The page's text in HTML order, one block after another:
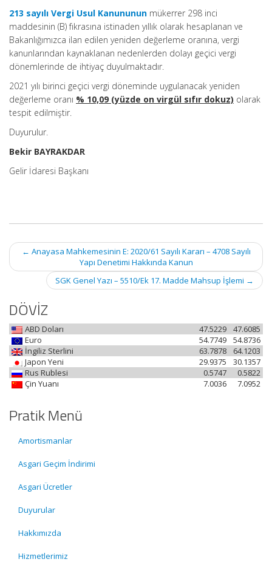
213 sayılı Vergi Usul Kanununun mükerrer 298 inci
maddesinin (B) fıkrasına istinaden yıllık olarak hesaplanan ve
Bakanlığımızca ilan edilen yeniden değerleme oranına, vergi
kanunlarından kaynaklanan nedenlerden dolayı geçici vergi
dönemlerinde de ihtiyaç duyulmaktadır.
2021 yılı birinci geçici vergi döneminde uygulanacak yeniden
değerleme oranı % 10,09 (yüzde on virgül sıfır dokuz) olarak
tespit edilmiştir.
Duyurulur.
Bekir BAYRAKDAR
Gelir İdaresi Başkanı
Post
navigation
← Anayasa Mahkemesinin E: 2020/61 Sayılı Kararı – 4708 Sayılı
Yapı Denetimi Hakkında Kanun
SGK Genel Yazı – 5510/Ek 17. Madde Mahsup İşlemi →
DÖVİZ
ABD Doları 47.6085
47.5229
Euro
54.8736
54.7749
İngiliz Sterlini
64.1203
63.7878
Japon Yeni
30.1357
29.9375
Rus Rublesi
0.5822
0.5747
Çin Yuanı
7.0952
7.0036
Pratik Menü
Amortismanlar
Asgari Geçim İndirimi
Asgari Ücretler
Duyurular
Hakkımızda
Hizmetlerimiz